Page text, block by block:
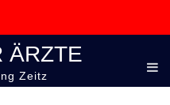
ÄRZTE
Zeitz